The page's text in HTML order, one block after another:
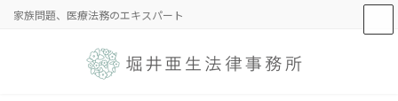
家族問題、医療法務のエキスパート